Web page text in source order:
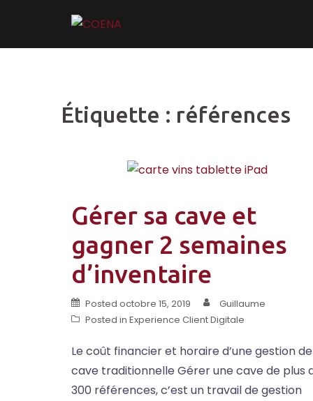
content
Étiquette : références
Gérer sa cave et
gagner 2 semaines
d’inventaire
Posted octobre 15, 2019
Guillaume
Posted in Experience Client Digitale
Le coût financier et horaire d’une gestion de
cave traditionnelle Gérer une cave de plus
300 références, c’est un travail de gestion